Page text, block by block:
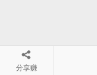
分享赚